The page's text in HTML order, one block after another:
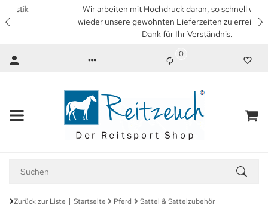
Wir arbeiten mit Hochdruck daran, so schnell wie möglich
wieder unsere gewohnten Lieferzeiten zu erreichen. Vielen
Dank für Ihr Verständnis.
0
Zurück zur Liste Startseite Pferd
Sattel & Sattelzubehör